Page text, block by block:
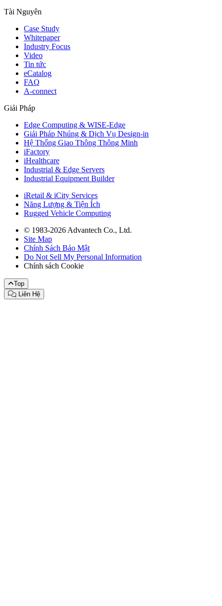
Tài Nguyên
Case Study
Whitepaper
Industry Focus
Video
Tin tức
eCatalog
FAQ
A-connect
Giải Pháp
Edge Computing & WISE-Edge
Giải Pháp Nhúng & Dịch Vụ Design-in
Hệ Thống Giao Thông Thông Minh
iFactory
iHealthcare
Industrial & Edge Servers
Industrial Equipment Builder
iRetail & iCity Services
Năng Lượng & Tiện Ích
Rugged Vehicle Computing
© 1983-2026 Advantech Co., Ltd.
Site Map
Chính Sách Bảo Mật
Do Not Sell My Personal Information
Chính sách Cookie
Top
Liên Hệ